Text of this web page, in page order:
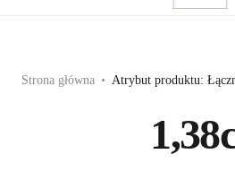
Strona główna Atrybut produktu:
Premium
Naszyjniki